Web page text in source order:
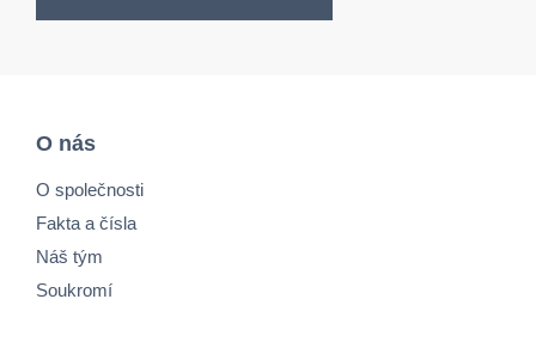
O nás
O společnosti
Fakta a čísla
Náš tým
Soukromí